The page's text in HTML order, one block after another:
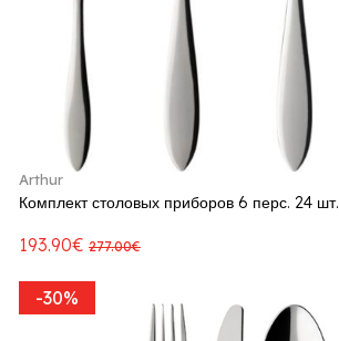
Arthur
Комплект столовых приборов 6 перс. 24 шт.
193.90€ 277.00€
-30%